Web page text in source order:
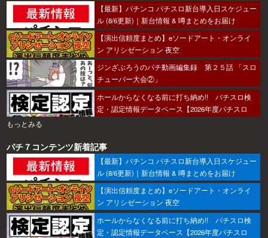
【最新】パチンコ パチスロ新台導入日スケジュー
ル (8/6更新)｜新台情報 & 噂まとめをお届け
【演出信頼度まとめ】eソードアート・オンライ
ン アリシゼーション 夜空
ジンざぶろうのパチ動画編集録 第２５話 「スロ
チューバー大会②」
ホールからなくなる前に打ち納め!! パチスロ検
定・認定情報データベース【2026年度パチスロ
もっとみる
パチ７コンテンツ新着記事
【最新】パチンコ パチスロ新台導入日スケジュー
ル (8/6更新)｜新台情報 & 噂まとめをお届け
【演出信頼度まとめ】eソードアート・オンライ
ン アリシゼーション 夜空
ホールからなくなる前に打ち納め!! パチスロ検
定・認定情報データベース【2026年度パチスロ